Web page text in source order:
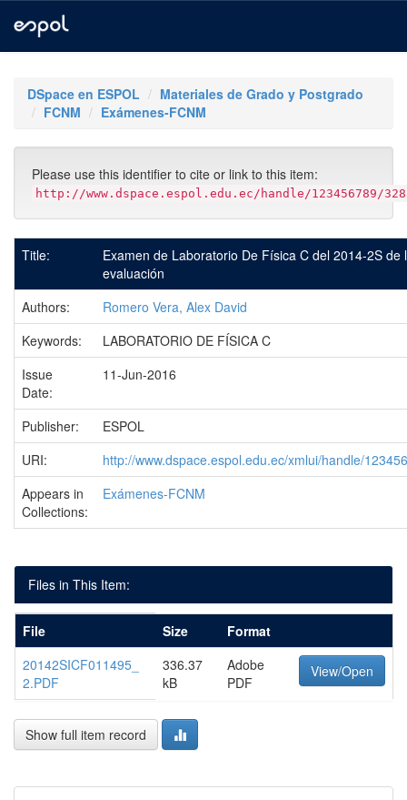
navigationDSpace en ESPOL
Materiales de Grado y Postgrado
FCNM
Exámenes-FCNM
Please use this identifier to cite or link to this item:
http://www.dspace.espol.edu.ec/handle/123456789/
Title:
Examen de Laboratorio De Física C del 2014-2S de
evaluación
Authors:
Romero Vera, Alex David
Keywords:
LABORATORIO DE FÍSICA C
Issue
Date:
11-Jun-2016
Publisher:
ESPOL
URI:
http://www.dspace.espol.edu.ec/xmlui/handle/
Appears in
Collections:
Exámenes-FCNM
Files in This Item:
File Size
Format
20142SICF011495_
2.PDF
336.37
kB
Adobe
PDF
View/Open
Show full item record